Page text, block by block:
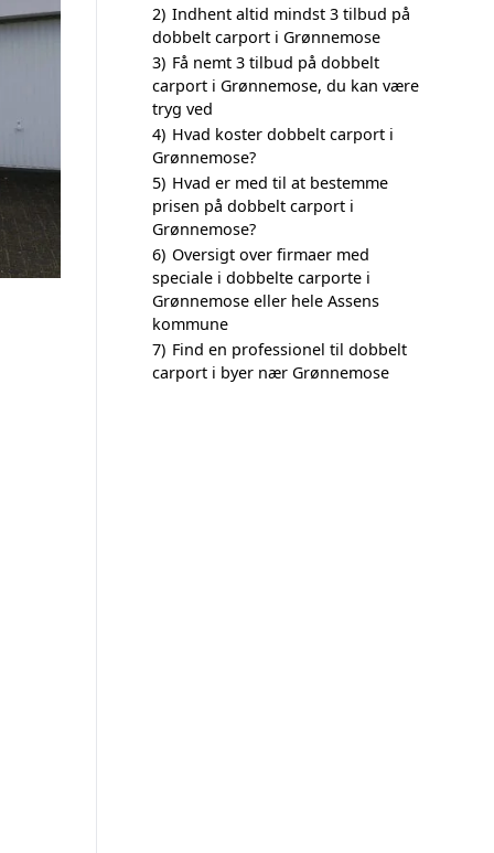
2) Indhent altid mindst 3 tilbud på
dobbelt carport i Grønnemose
3) Få nemt 3 tilbud på dobbelt
carport i Grønnemose, du kan være
tryg ved
4) Hvad koster dobbelt carport i
Grønnemose?
5) Hvad er med til at bestemme
prisen på dobbelt carport i
Grønnemose?
6) Oversigt over firmaer med
speciale i dobbelte carporte i
Grønnemose eller hele Assens
kommune
7) Find en professionel til dobbelt
carport i byer nær Grønnemose